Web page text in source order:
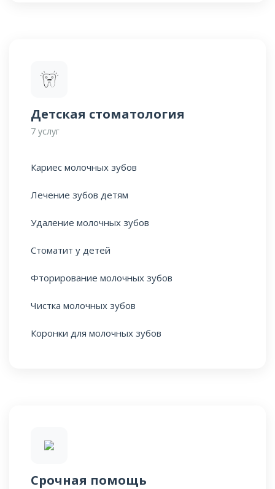
Детская стоматология
7 услуг
Кариес молочных зубов
Лечение зубов детям
Удаление молочных зубов
Стоматит у детей
Фторирование молочных зубов
Чистка молочных зубов
Коронки для молочных зубов
Срочная помощь